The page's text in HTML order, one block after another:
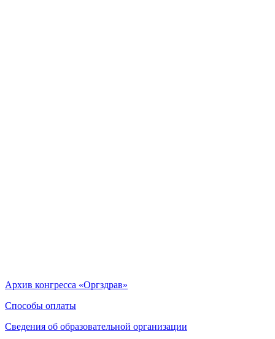
Архив конгресса «Оргздрав»
Способы оплаты
Сведения об образовательной организации